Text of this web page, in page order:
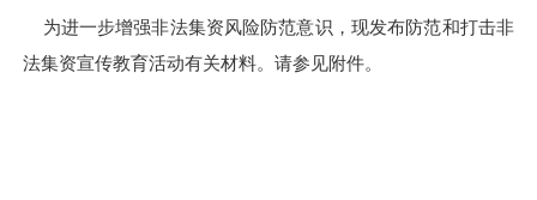
为进一步增强非法集资风险防范意识，现发布防范和打击非
法集资宣传教育活动有关材料。请参见附件。